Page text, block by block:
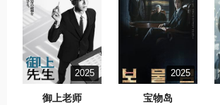
2025
御上老师
2025
宝物岛